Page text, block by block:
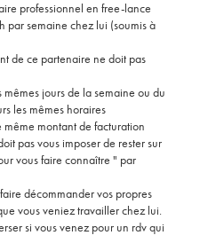
professionnel en free-lance
par semaine chez lui (soumis à
de ce partenaire ne doit pas
jours de la semaine ou du
les mêmes horaires
montant de facturation
pas vous imposer de rester sur
vous faire connaître " par
décommander vos propres
vous veniez travailler chez lui.
si vous venez pour un rdv qui